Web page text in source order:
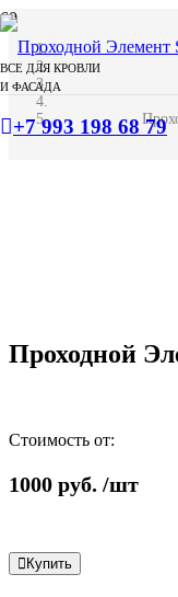
ВСЕ ДЛЯ КРОВЛИ
И ФАСАДА
+7 993 198 68 79
Проходной
Стоимость от:
1000 руб. /шт
Купить